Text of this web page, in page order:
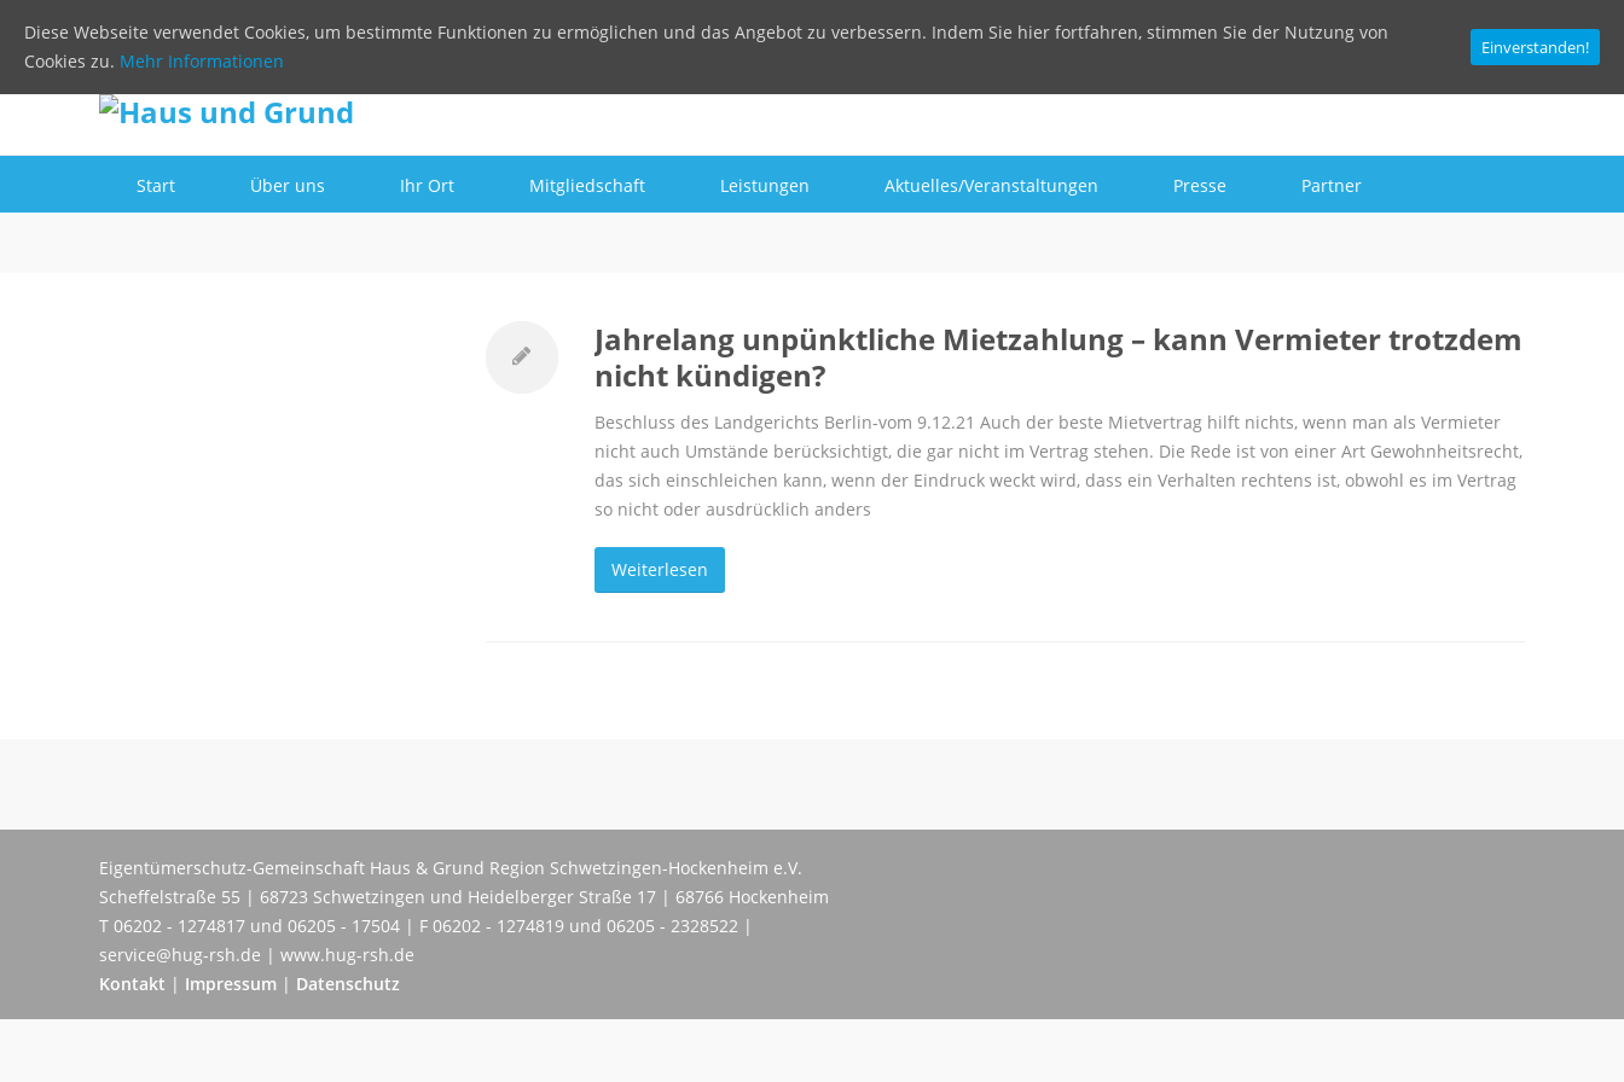
Start Über uns Ihr Ort Mitgliedschaft Leistungen Aktuelles/Veranstaltungen Presse Partner
Jahrelang unpünktliche Mietzahlung – kann Vermieter trotzdem
nicht kündigen?
Beschluss des Landgerichts Berlin-vom 9.12.21 Auch der beste Mietvertrag hilft nichts, wenn man als Vermieter
nicht auch Umstände berücksichtigt, die gar nicht im Vertrag stehen. Die Rede ist von einer Art Gewohnheitsrecht,
das sich einschleichen kann, wenn der Eindruck weckt wird, dass ein Verhalten rechtens ist, obwohl es im Vertrag
so nicht oder ausdrücklich anders
Weiterlesen
Eigentümerschutz-Gemeinschaft Haus & Grund Region Schwetzingen-Hockenheim e.V.
Scheffelstraße 55 | 68723 Schwetzingen und Heidelberger Straße 17 | 68766 Hockenheim
T 06202 - 1274817 und 06205 - 17504 | F 06202 - 1274819 und 06205 - 2328522 |
service@hug-rsh.de | www.hug-rsh.de
Kontakt | Impressum | Datenschutz
Diese Webseite verwendet Cookies, um bestimmte Funktionen zu ermöglichen und das Angebot zu verbessern. Indem Sie hier fortfahren, stimmen Sie der Nutzung von
Cookies zu. Mehr Informationen
Einverstanden!